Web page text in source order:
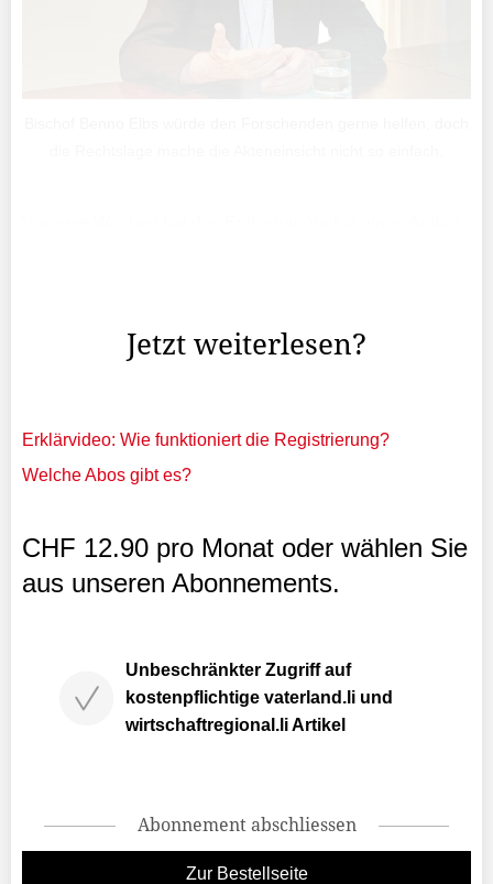
Jetzt weiterlesen?
Erklärvideo: Wie funktioniert die Registrierung?
Welche Abos gibt es?
CHF 12.90 pro Monat oder wählen Sie
aus unseren Abonnements.
Unbeschränkter Zugriff auf
kostenpflichtige vaterland.li und
wirtschaftregional.li Artikel
Abonnement abschliessen
Zur Bestellseite